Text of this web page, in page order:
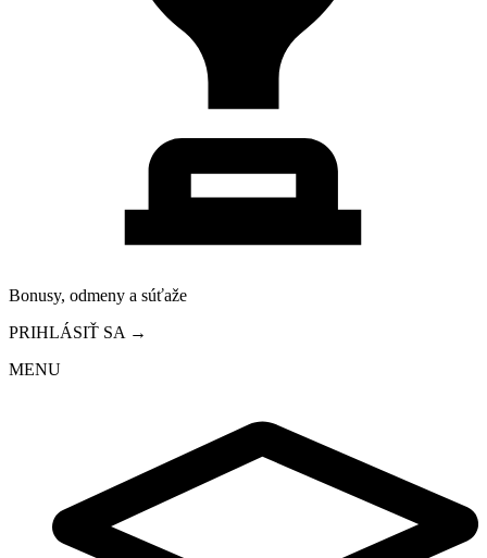
Bonusy, odmeny a súťaže
PRIHLÁSIŤ SA →
MENU